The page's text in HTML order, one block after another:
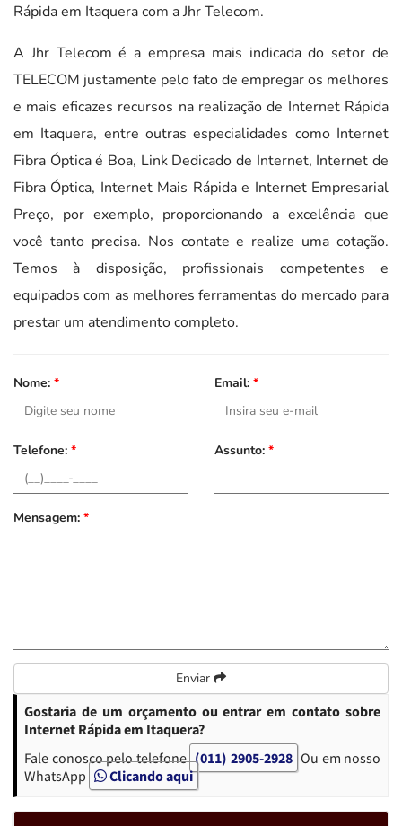
Rápida em Itaquera com a Jhr Telecom.
A Jhr Telecom é a empresa mais indicada do setor de
TELECOM justamente pelo fato de empregar os melhores
e mais eficazes recursos na realização de Internet Rápida
em Itaquera, entre outras especialidades como Internet
Fibra Óptica é Boa, Link Dedicado de Internet, Internet de
Fibra Óptica, Internet Mais Rápida e Internet Empresarial
Preço, por exemplo, proporcionando a excelência que
você tanto precisa. Nos contate e realize uma cotação.
Temos à disposição, profissionais competentes e
equipados com as melhores ferramentas do mercado para
prestar um atendimento completo.
Nome: * Email: *
Telefone: * Assunto: *
Mensagem: *
Enviar
Gostaria de um orçamento ou entrar em contato sobre
Internet Rápida em Itaquera?
Fale conosco pelo telefone (011) 2905-2928 Ou em nosso
WhatsApp
Clicando aqui